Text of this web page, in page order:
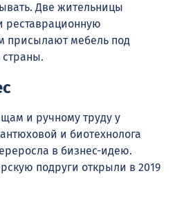
Две жительницы
реставрационную
присылают мебель под
страны.
и ручному труду у
и биотехнолога
в бизнес-идею.
подруги открыли в 2019